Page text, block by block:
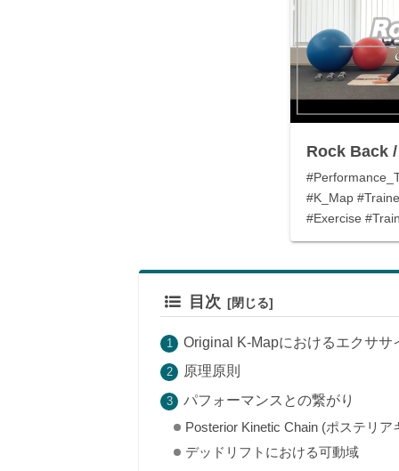
Rock Back
#K_Map
#Exercise
#Strength #P...
目次
Original K-Mapにおけるエクササ
原理原則
パフォーマンスとの繋がり
Posterior Kinetic Chain (ポステリ
デッドリフトにおける可動域